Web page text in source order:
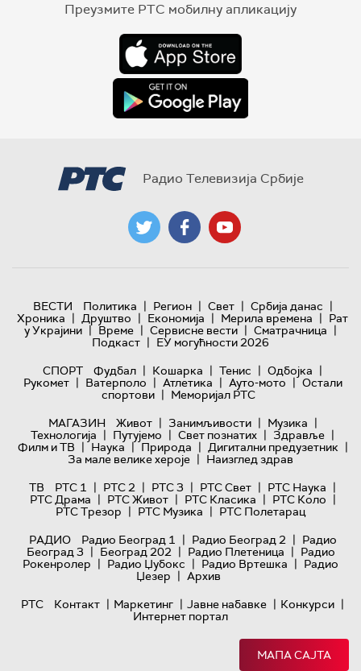
Преузмите РТС мобилну апликацију
Радио Телевизија Србије
ВЕСТИ Политика | Регион | Свет | Србија данас |
Хроника | Друштво | Економија | Мерила времена | Рат
у Украјини | Време | Сервисне вести | Сматрачница |
Подкаст | ЕУ могућности 2026
СПОРТ
Фудбал | Кошарка | Тенис | Одбојка |
Рукомет | Ватерполо | Атлетика | Ауто-мото | Остали
спортови | Меморијал РТС
МАГАЗИН
Живот | Занимљивости | Музика |
Технологијa | Путујемо | Свет познатих | Здравље |
Филм и ТВ | Наука | Природа | Дигитални предузетник |
За мале велике хероје | Наизглед здрав
ТВ
РТС 1 | РТС 2 | РТС 3 | РТС Свет | РТС Наука |
РТС Драма | РТС Живот | РТС Класика | РТС Коло |
РТС Трезор | РТС Музика | РТС Полетарац
РАДИО
Радио Београд 1 | Радио Београд 2 | Радио
Београд 3 | Београд 202 | Радио Плетеница | Радио
Рокенролер | Радио Џубокс | Радио Вртешка | Радио
Џезер | Архив
РТС
Контакт | Маркетинг | Јавне набавке | Конкурси |
Интернет портал
МАПА САЈТА